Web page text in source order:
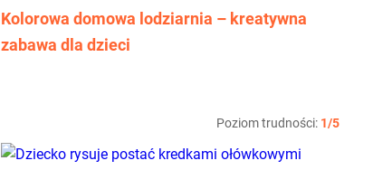
Kolorowa domowa lodziarnia – kreatywna
zabawa dla dzieci
Poziom trudności: 1/5